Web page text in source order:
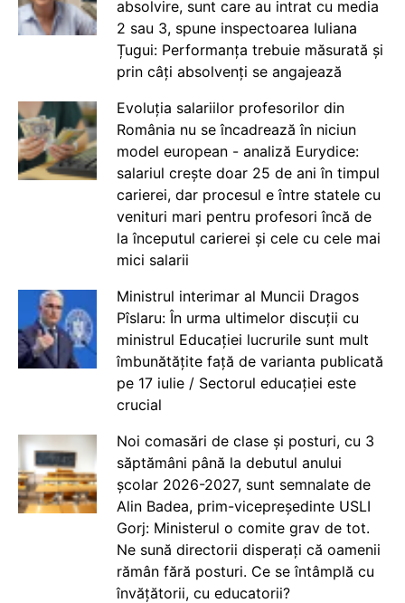
absolvire, sunt care au intrat cu media
2 sau 3, spune inspectoarea Iuliana
Țugui: Performanța trebuie măsurată și
prin câți absolvenți se angajează
Evoluția salariilor profesorilor din
România nu se încadrează în niciun
model european - analiză Eurydice:
salariul crește doar 25 de ani în timpul
carierei, dar procesul e între statele cu
venituri mari pentru profesori încă de
la începutul carierei și cele cu cele mai
mici salarii
Ministrul interimar al Muncii Dragos
Pîslaru: În urma ultimelor discuții cu
ministrul Educației lucrurile sunt mult
îmbunătățite față de varianta publicată
pe 17 iulie / Sectorul educației este
crucial
Noi comasări de clase și posturi, cu 3
săptămâni până la debutul anului
școlar 2026-2027, sunt semnalate de
Alin Badea, prim-vicepreședinte USLI
Gorj: Ministerul o comite grav de tot.
Ne sună directorii disperați că oamenii
rămân fără posturi. Ce se întâmplă cu
învățătorii, cu educatorii?